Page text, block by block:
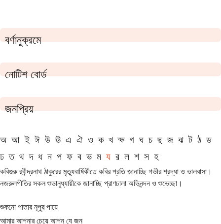
বর্ণানুক্রমে
নোটিশ বোর্ড
জনপ্রিয়
অ আ ই ঈ উ ঊ এ ঐ ও ক খ ক্ষ গ ঘ চ ছ জ ঝ ট ঠ ড
ঢ ত থ দ ধ ন প ফ ব ভ ম য র ল শ স হ
কবিগুরু রবীন্দ্রনাথ ঠাকুরের মৃত্যুবার্ষিকীতে কবির প্রতি জানাচ্ছি গভীর শ্রদ্ধা ও ভালবাসা।
নজরুলগীতির সকল শুভানুধ্যায়ীকে জানাচ্ছি প্রাণঢালা অভিনন্দন ও শুভেচ্ছা।
শুকনো পাতার নূপুর পায়ে
আমার আপনার চেয়ে আপন যে জন